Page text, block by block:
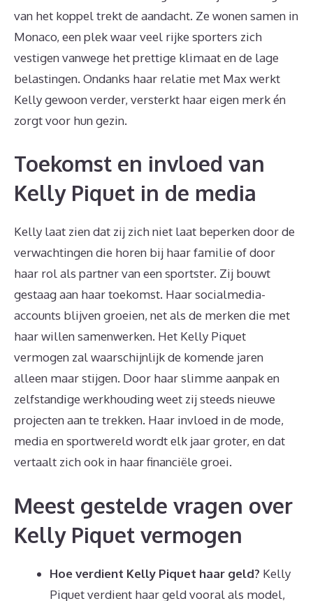
van het koppel trekt de aandacht. Ze wonen samen in
Monaco, een plek waar veel rijke sporters zich
vestigen vanwege het prettige klimaat en de lage
belastingen. Ondanks haar relatie met Max werkt
Kelly gewoon verder, versterkt haar eigen merk én
zorgt voor hun gezin.
Toekomst en invloed van
Kelly Piquet in de media
Kelly laat zien dat zij zich niet laat beperken door de
verwachtingen die horen bij haar familie of door
haar rol als partner van een sportster. Zij bouwt
gestaag aan haar toekomst. Haar socialmedia-
accounts blijven groeien, net als de merken die met
haar willen samenwerken. Het Kelly Piquet
vermogen zal waarschijnlijk de komende jaren
alleen maar stijgen. Door haar slimme aanpak en
zelfstandige werkhouding weet zij steeds nieuwe
projecten aan te trekken. Haar invloed in de mode,
media en sportwereld wordt elk jaar groter, en dat
vertaalt zich ook in haar financiële groei.
Meest gestelde vragen over
Kelly Piquet vermogen
Hoe verdient Kelly Piquet haar geld? Kelly
Piquet verdient haar geld vooral als model,